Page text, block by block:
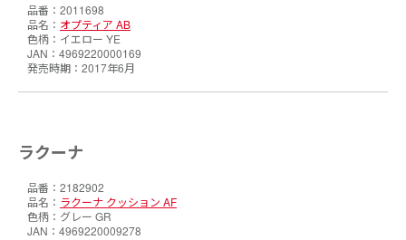
2011698
オプティア AB
イエロー YE
4969220000169
2017年6月
ラクーナ
2182902
ラクーナ クッション AF
グレー GR
4969220009278